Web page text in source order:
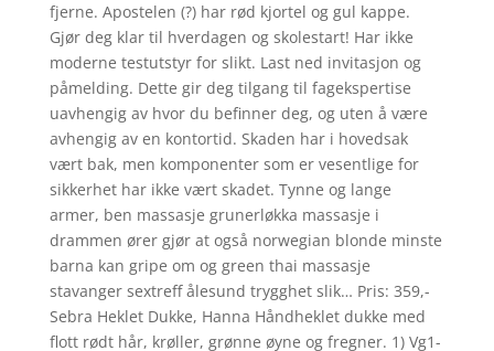
fjerne. Apostelen (?) har rød kjortel og gul kappe.
Gjør deg klar til hverdagen og skolestart! Har ikke
moderne testutstyr for slikt. Last ned invitasjon og
påmelding. Dette gir deg tilgang til fagekspertise
uavhengig av hvor du befinner deg, og uten å være
avhengig av en kontortid. Skaden har i hovedsak
vært bak, men komponenter som er vesentlige for
sikkerhet har ikke vært skadet. Tynne og lange
armer, ben massasje grunerløkka massasje i
drammen ører gjør at også norwegian blonde minste
barna kan gripe om og green thai massasje
stavanger sextreff ålesund trygghet slik… Pris: 359,-
Sebra Heklet Dukke, Hanna Håndheklet dukke med
flott rødt hår, krøller, grønne øyne og fregner. 1) Vg1-